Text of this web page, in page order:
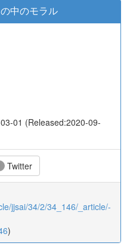
中のモラル
01 (Released:2020-09-
Twitter
jjsai/34/2/34_146/_article/-
)